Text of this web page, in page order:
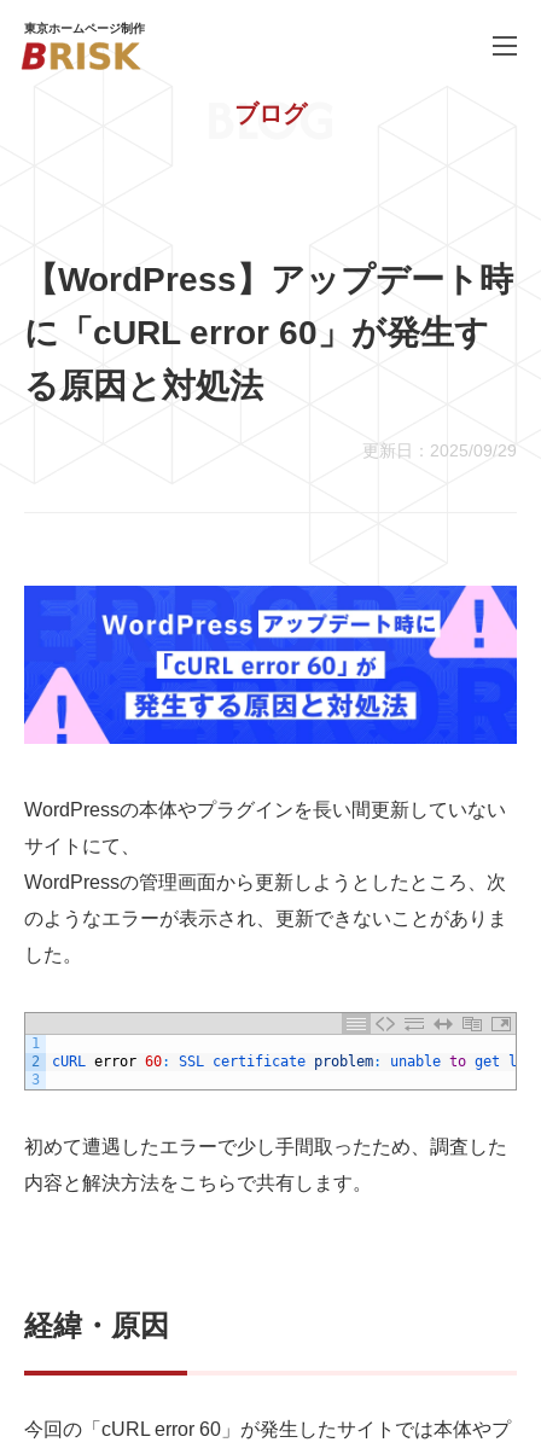
東京ホームページ制作
COMPANY
BLOG ブログ
03-6659-5220
よくあるご質問 プライバシーポリシー
ブログ
BLOG
【WordPress】アップデート時
に「cURL error 60」が発生す
る原因と対処法
更新日：2025/09/29
WordPressの本体やプラグインを長い間更新していない
サイトにて、
WordPressの管理画面から更新しようとしたところ、次
のようなエラーが表示され、更新できないことがありま
した。
1
2
3
cURL error 60: SSL certificate problem: unable to get
初めて遭遇したエラーで少し手間取ったため、調査した
内容と解決方法をこちらで共有します。
経緯・原因
今回の「cURL error 60」が発生したサイトでは本体やプ